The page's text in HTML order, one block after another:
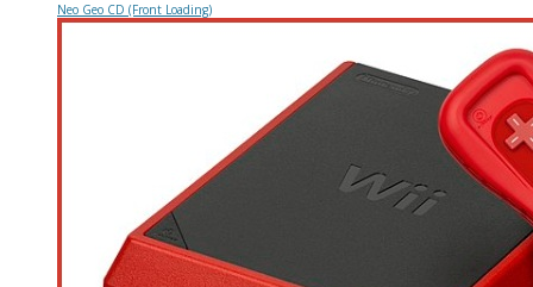
Neo Geo CD (Front Loading)